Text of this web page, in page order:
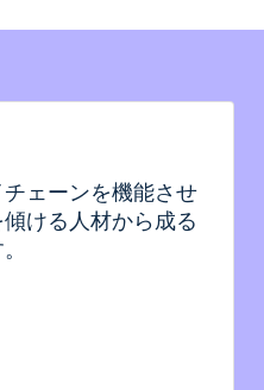
ェーンを機能させ
ける人材から成る